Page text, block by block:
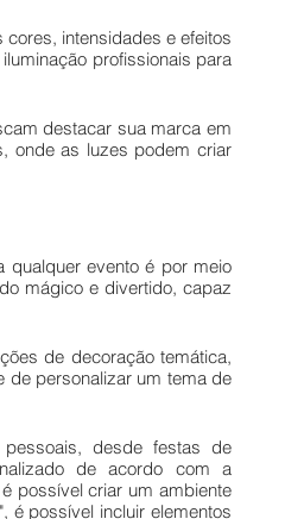
intensidades e efeitos
profissionais para
destacar sua marca em
onde as luzes podem criar
qualquer evento é por meio
mágico e divertido, capaz
de decoração temática,
de personalizar um tema de
desde festas de
de acordo com a
possível criar um ambiente
é possível incluir elementos